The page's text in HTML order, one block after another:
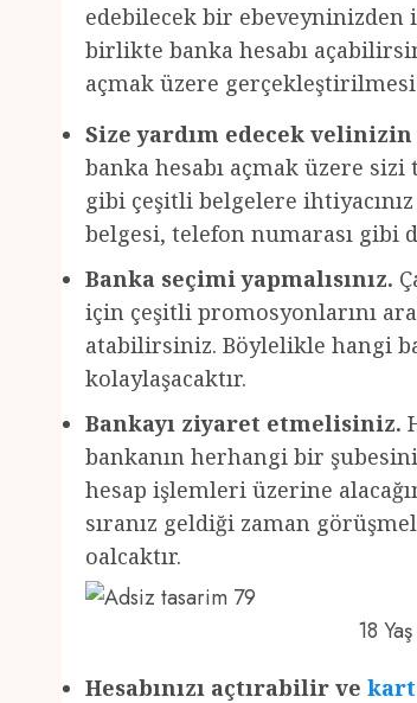
edebilecek bir ebeveyninizden
birlikte banka hesabı
açmak üzere
Size yardım edecek
banka hesabı açmak üzere
gibi çeşitli belgelere
belgesi, telefon numarası gibi
Banka seçimi yapmalısınız.
için çeşitli promosyonlarını
atabilirsiniz. Böylelikle hangi
kolaylaşacaktır.
Bankayı ziyaret etmelisiniz.
bankanın herhangi bir
hesap işlemleri üzerine
sıranız geldiği zaman
oalcaktır.
18
Hesabınızı açtırabilir ve kart